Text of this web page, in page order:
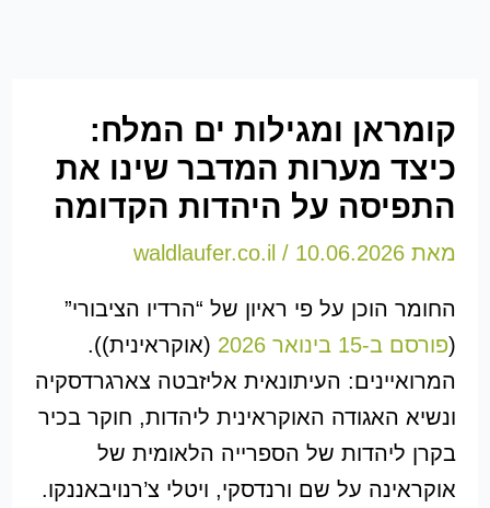
קומראן ומגילות ים המלח:
כיצד מערות המדבר שינו את
התפיסה על היהדות הקדומה
מאת waldlaufer.co.il/ 10.06.2026
החומר הוכן על פי ראיון של “הרדיו הציבורי”
(פורסם ב-15 בינואר 2026
(אוקראינית)).
המרואיינים: העיתונאית אליזבטה צארגרדסקיה
ונשיא האגודה האוקראינית ליהדות, חוקר בכיר
בקרן ליהדות של הספרייה הלאומית של
אוקראינה על שם ורנדסקי, ויטלי צ’רנויבאננקו.